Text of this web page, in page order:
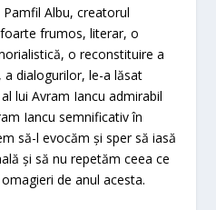
Albu, creatorul
frumos, literar, o
o reconstituire a
a dialogurilor, le-a lăsat
lui Avram Iancu admirabil
Iancu semnificativ în
să-l evocăm și sper să iasă
și să nu repetăm ceea ce
de anul acesta.